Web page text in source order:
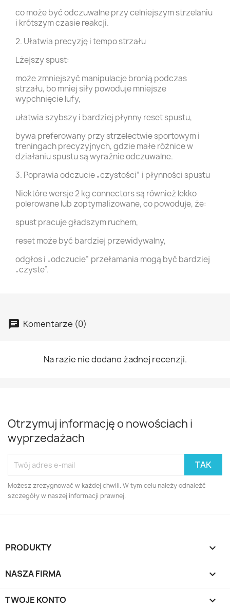
co może być odczuwalne przy celniejszym strzelaniu
i krótszym czasie reakcji.
2. Ułatwia precyzję i tempo strzału
Lżejszy spust:
może zmniejszyć manipulacje bronią podczas
strzału, bo mniej siły powoduje mniejsze
wypchnięcie lufy,
ułatwia szybszy i bardziej płynny reset spustu,
bywa preferowany przy strzelectwie sportowym i
treningach precyzyjnych, gdzie małe różnice w
działaniu spustu są wyraźnie odczuwalne.
3. Poprawia odczucie „czystości” i płynności spustu
Niektóre wersje 2 kg connectors są również lekko
polerowane lub zoptymalizowane, co powoduje, że:
spust pracuje gładszym ruchem,
reset może być bardziej przewidywalny,
odgłos i „odczucie” przełamania mogą być bardziej
„czyste”.
Komentarze (0)
Na razie nie dodano żadnej recenzji.
Otrzymuj informację o nowościach i
wyprzedażach
Możesz zrezygnować w każdej chwili. W tym celu należy odnaleźć
szczegóły w naszej informacji prawnej.
PRODUKTY 
NASZA FIRMA 
TWOJE KONTO 